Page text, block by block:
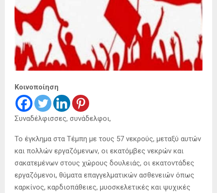
Κοινοποίηση
Συναδέλφισσες, συνάδελφοι,
Το έγκλημα στα Τέμπη με τους 57 νεκρούς, μεταξύ αυτών
και πολλών εργαζόμενων, οι εκατόμβες νεκρών και
σακατεμένων στους χώρους δουλειάς, οι εκατοντάδες
εργαζόμενοι, θύματα επαγγελματικών ασθενειών όπως
καρκίνος, καρδιοπάθειες, μυοσκελετικές και ψυχικές